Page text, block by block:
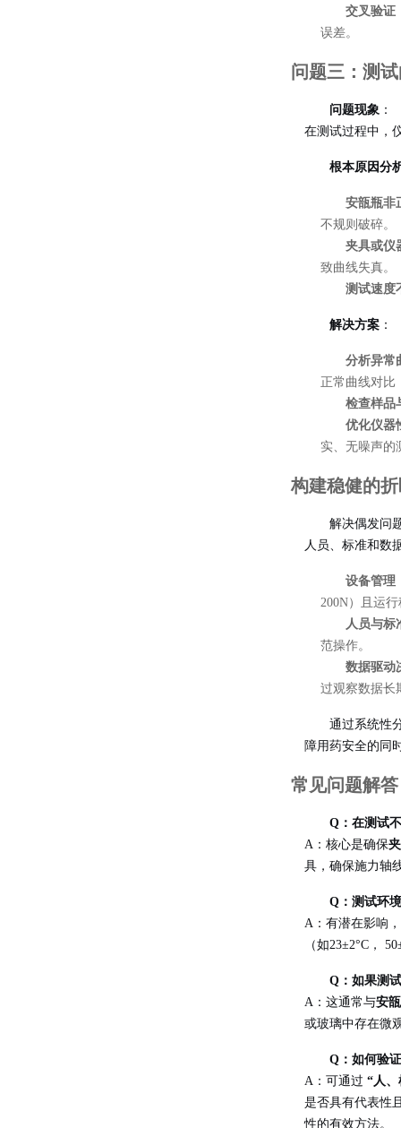
交叉验证
误差。
问题三：测
问题现象 ：
在测试过程中，
根本原因分
安瓿瓶非
不规则破碎。
夹具或仪
致曲线失真。
测试速度
解决方案 ：
分析异常
正常曲线对比
检查样品
优化仪器
实、无噪声的
构建稳健的
解决偶发问
人员、标准和数
设备管理
200N）且运
人员与标
范操作。
数据驱动
过观察数据长
通过系统性
障用药安全的同
常见问题解
Q：在测试
A：核心是确保
具，确保施力轴
Q：测试环
A：有潜在影响
（如23±2°C，
Q：如果测
A：这通常与安
或玻璃中存在微
Q：如何验
A：可通过 “人
是否具有代表性
性的有效方法。